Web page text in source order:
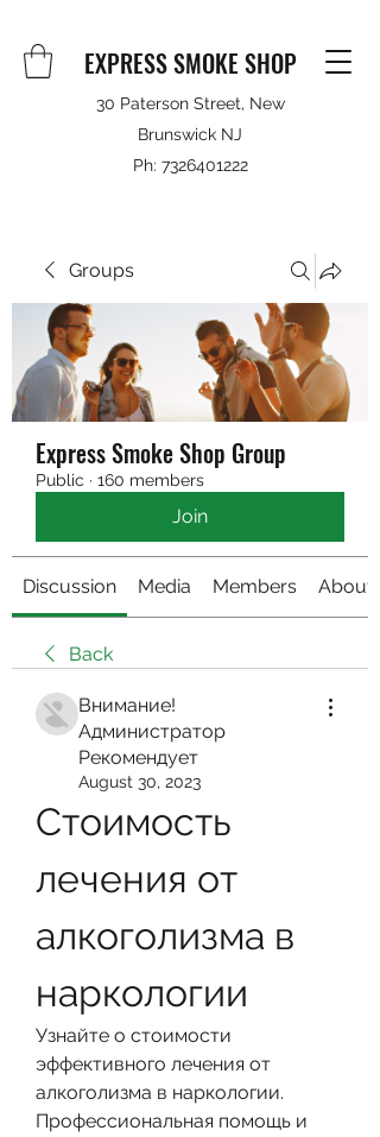
EXPRESS SMOKE SHOP
30 Paterson Street, New
Brunswick NJ
Ph: 7326401222
Groups
Express Smoke Shop Group
Public · 160 members
Join
Discussion Media Members About
Back
Внимание!
Администратор
Рекомендует
August 30, 2023
Стоимость
лечения от
алкоголизма в
наркологии
Узнайте о стоимости
эффективного лечения от
алкоголизма в наркологии.
Профессиональная помощь и